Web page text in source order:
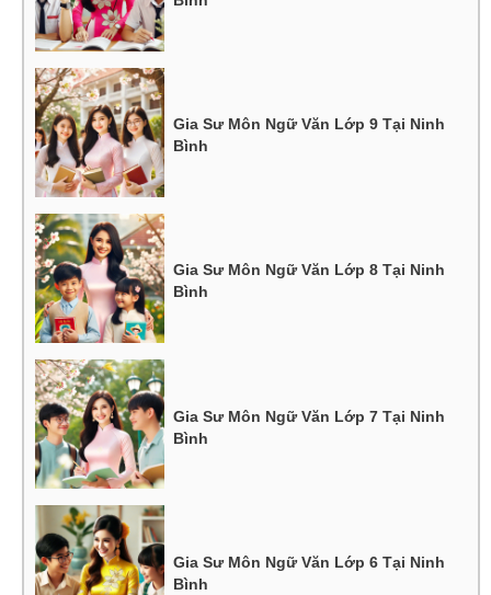
Gia Sư Môn Ngữ Văn Lớp 9 Tại Ninh
Bình
Gia Sư Môn Ngữ Văn Lớp 8 Tại Ninh
Bình
Gia Sư Môn Ngữ Văn Lớp 7 Tại Ninh
Bình
Gia Sư Môn Ngữ Văn Lớp 6 Tại Ninh
Bình